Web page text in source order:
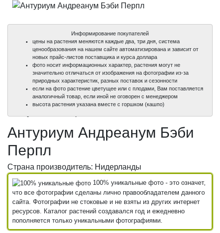
100%
100%
100%
Информирование покупателей
цены на растения меняются каждые два, три дня, система
ценообразования на нашем сайте автоматизирована и зависит от
новых прайс-листов поставщика и курса доллара
фото носит информационных характер, растения могут не
значительно отличаться от изображения на фотографии из-за
природных характеристик, разных поставок и сезонности
если на фото растение цветущее или с плодами, Вам поставляется
аналогичный товар, если иной не оговорен с менеджером
высота растения указана вместе с горшком (кашпо)
Антуриум Андреанум Бэби
Перпл
Страна производитель: Нидерланды
100% уникальные фото - это означет,
что все фотографии сделаны лично правообладателем данного
сайта. Фотографии не стоковые и не взяты из других интернет
ресурсов. Каталог растений создавался год и ежедневно
пополняется только уникальными фотографиями.